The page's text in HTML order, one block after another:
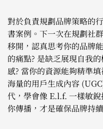
對於負責規劃品牌策略的
書案例。下一次在規劃社
移開，認真思考你的品牌
的痛點? 是缺乏展現自我
感? 當你的資源能夠精準
海量的用戶生成內容
代，學會像 E.l.f. 一樣敏
你傳播，才是確保品牌持